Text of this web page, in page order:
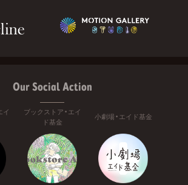
Our Social Action
イ
ブックストア・エイ
ド基金
小劇場・エイド基金